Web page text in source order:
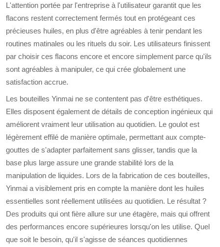
L'attention portée par l'entreprise à l'utilisateur garantit que les
flacons restent correctement fermés tout en protégeant ces
précieuses huiles, en plus d'être agréables à tenir pendant les
routines matinales ou les rituels du soir. Les utilisateurs finissent
par choisir ces flacons encore et encore simplement parce qu'ils
sont agréables à manipuler, ce qui crée globalement une
satisfaction accrue.
Les bouteilles Yinmai ne se contentent pas d'être esthétiques.
Elles disposent également de détails de conception ingénieux qui
améliorent vraiment leur utilisation au quotidien. Le goulot est
légèrement effilé de manière optimale, permettant aux compte-
gouttes de s'adapter parfaitement sans glisser, tandis que la
base plus large assure une grande stabilité lors de la
manipulation de liquides. Lors de la fabrication de ces bouteilles,
Yinmai a visiblement pris en compte la manière dont les huiles
essentielles sont réellement utilisées au quotidien. Le résultat ?
Des produits qui ont fière allure sur une étagère, mais qui offrent
des performances encore supérieures lorsqu'on les utilise. Quel
que soit le besoin, qu'il s'agisse de séances quotidiennes